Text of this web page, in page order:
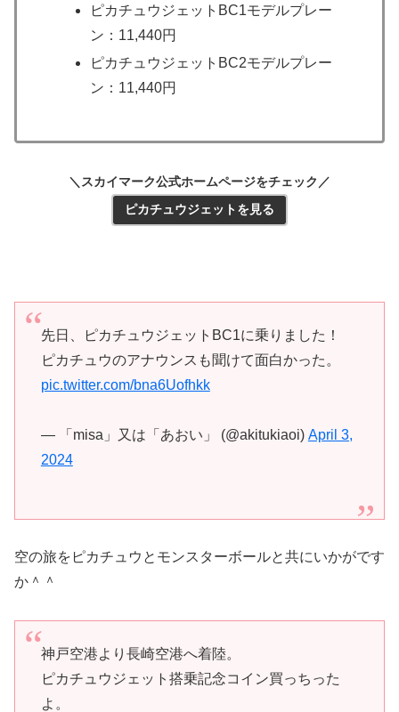
ピカチュウジェットBC1モデルプレー
ン：11,440円
ピカチュウジェットBC2モデルプレー
ン：11,440円
＼スカイマーク公式ホームページをチェック／
ピカチュウジェットを見る
先日、ピカチュウジェットBC1に乗りました！
ピカチュウのアナウンスも聞けて面白かった。
pic.twitter.com/bna6Uofhkk
— 「misa」又は「あおい」 (@akitukiaoi) April 3,
2024
空の旅をピカチュウとモンスターボールと共にいかがです
か＾＾
神戸空港より長崎空港へ着陸。
ピカチュウジェット搭乗記念コイン買っちった
よ。